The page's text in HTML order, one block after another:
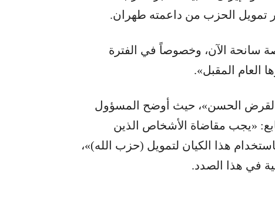
تمويل الحزب من داعمته طهران.
سانحة الآن، وخصوصاً في الفترة
العام المقبل».
الحسن»، حيث أوضح المسؤول
«يجب مقاضاة الأشخاص الذين
هذا الكيان لتمويل (حزب الله)»،
في هذا الصدد.